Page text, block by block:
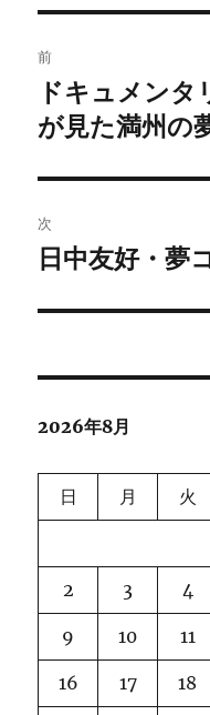
稿
ナ
ビ
ゲ
ー
シ
前
前
の
稿:
ドキュメンタ
が見た満州の
次
次
投
日中友好・夢
2026年8月
日 月 火
2 3 4
9 10 11
16 17 18